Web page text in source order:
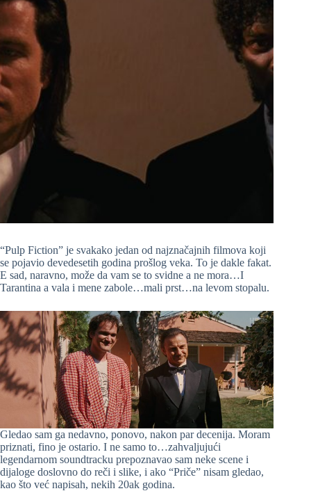
“Pulp Fiction” je svakako jedan od najznačajnih filmova koji
se pojavio devedesetih godina prošlog veka. To je dakle fakat.
E sad, naravno, može da vam se to svidne a ne mora…I
Tarantina a vala i mene zabole…mali prst…na levom stopalu.
Gledao sam ga nedavno, ponovo, nakon par decenija. Moram
priznati, fino je ostario. I ne samo to…zahvaljujući
legendarnom soundtracku prepoznavao sam neke scene i
dijaloge doslovno do reči i slike, i ako “Priče” nisam gledao,
kao što već napisah, nekih 20ak godina.